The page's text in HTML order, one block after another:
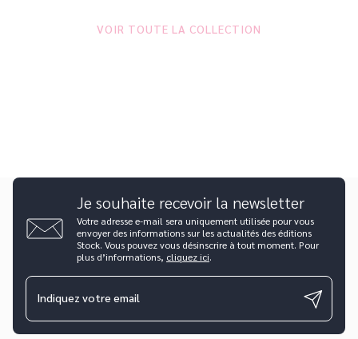
VOIR TOUTE LA COLLECTION
Je souhaite recevoir la newsletter
Votre adresse e-mail sera uniquement utilisée pour vous
envoyer des informations sur les actualités des éditions
Stock. Vous pouvez vous désinscrire à tout moment. Pour
plus d’informations, cliquez ici.
Indiquez votre email